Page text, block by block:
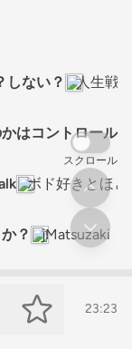
23:23
しない？ 人生戦
はコントロール
ボド好きとほど
？ jMatsuzaki
スクロール